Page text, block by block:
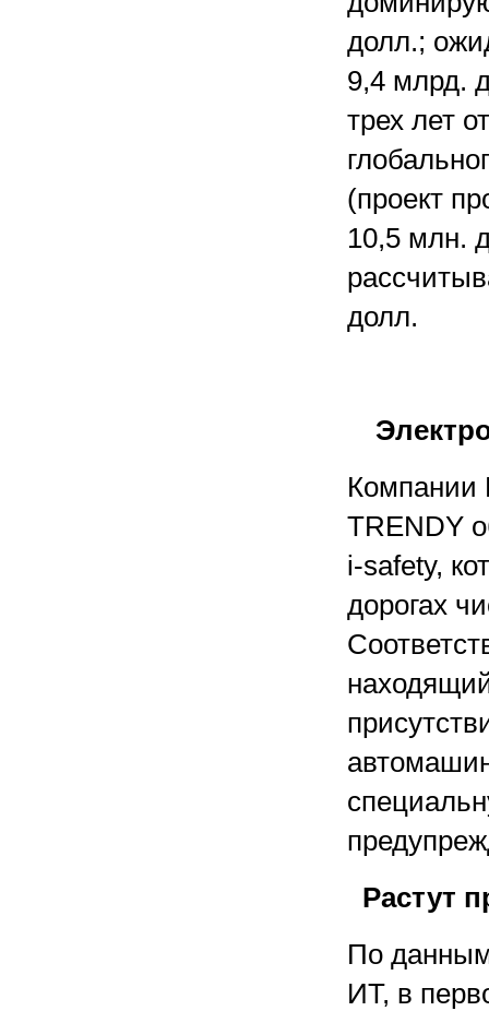
долл.;
9,4 млрд.
трех лет
(проект
10,5 млн.
долл.
Компании
TRENDY
i-safety,
дорогах
Растут
По данным
ИТ, в